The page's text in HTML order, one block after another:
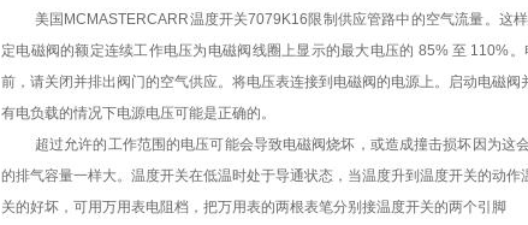
美国MCMASTERCARR温度开关7079K16限制供应管路中的空气流量。这
定电磁阀的额定连续工作电压为电磁阀线圈上显示的最大电压的 85% 至 110%
前，请关闭并排出阀门的空气供应。将电压表连接到电磁阀的电源上。启动电磁
有电负载的情况下电源电压可能是正确的。
超过允许的工作范围的电压可能会导致电磁阀烧坏，或造成撞击损坏因为
的排气容量一样大。温度开关在低温时处于导通状态，当温度升到温度开关的动
关的好坏，可用万用表电阻档，把万用表的两根表笔分别接温度开关的两个引脚